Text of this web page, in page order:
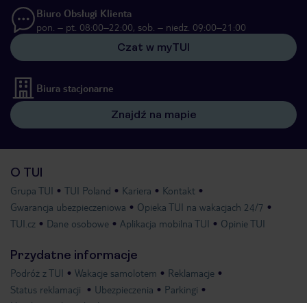
Biuro Obsługi Klienta
pon. – pt. 08:00–22:00, sob. – niedz. 09:00–21:00
Czat w myTUI
Biura stacjonarne
Znajdź na mapie
O TUI
Grupa TUI TUI Poland Kariera
Kontakt
Gwarancja ubezpieczeniowa
Opieka TUI na wakacjach 24/7
TUI.cz
Dane osobowe Aplikacja mobilna TUI Opinie TUI
Przydatne informacje
Podróż z TUI Wakacje samolotem
Reklamacje
Status reklamacji
Ubezpieczenia
Parkingi